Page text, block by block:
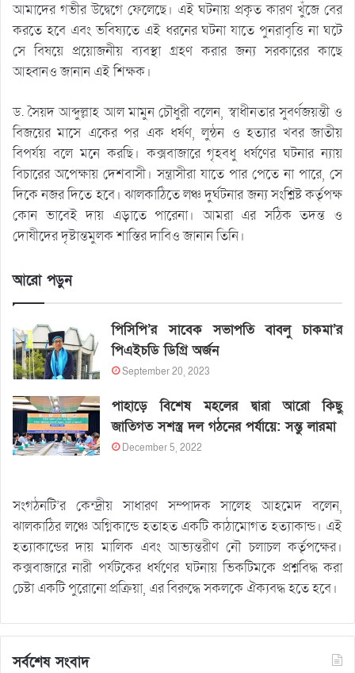
আমাদের গভীর উদ্বেগে ফেলেছে। এই ঘটনায় প্রকৃত কারণ খুঁজে বের
করতে হবে এবং ভবিষ্যতে এই ধরনের ঘটনা যাতে পুনরাবৃত্তি না ঘটে
সে বিষয়ে প্রয়োজনীয় ব্যবস্থা গ্রহণ করার জন্য সরকারের কাছে
আহ্বানও জানান এই শিক্ষক।
ড. সৈয়দ আব্দুল্লাহ আল মামুন চৌধুরী বলেন, স্বাধীনতার সুবর্ণজয়ন্তী ও
বিজয়ের মাসে একের পর এক ধর্ষণ, লুন্ঠন ও হত্যার খবর জাতীয়
বিপর্যয় বলে মনে করছি। কক্সবাজারে গৃহবধু ধর্ষণের ঘটনার ন্যায়
বিচারের অপেক্ষায় দেশবাসী। সন্ত্রাসীরা যাতে পার পেতে না পারে, সে
দিকে নজর দিতে হবে। ঝালকাঠিতে লঞ্চ দুর্ঘটনার জন্য সংশ্লিষ্ট কর্তৃপক্ষ
কোন ভাবেই দায় এড়াতে পারেনা। আমরা এর সঠিক তদন্ত ও
দোষীদের দৃষ্টান্তমুলক শাস্তির দাবিও জানান তিনি।
আরো পড়ুন
পিসিপি’র সাবেক সভাপতি বাবলু চাকমা’র
পিএইচডি ডিগ্রি অর্জন
September 20, 2023
পাহাড়ে বিশেষ মহলের দ্বারা আরো কিছু
জাতিগত সশস্ত্র দল গঠনের পর্যায়ে: সন্তু লারমা
December 5, 2022
সংগঠনটি’র কেন্দ্রীয় সাধারণ সম্পাদক সালেহ আহমেদ বলেন,
ঝালকাঠির লঞ্চে অগ্নিকান্ডে হতাহত একটি কাঠামোগত হত্যাকান্ড। এই
হত্যাকান্ডের দায় মালিক এবং আভ্যন্তরীণ নৌ চলাচল কর্তৃপক্ষের।
কক্সবাজারে নারী পর্যটকের ধর্ষণের ঘটনায় ভিকটিমকে প্রশ্নবিদ্ধ করা
চেষ্টা একটি পুরোনো প্রক্রিয়া, এর বিরুদ্ধে সকলকে ঐক্যবদ্ধ হতে হবে।
সর্বশেষ সংবাদ